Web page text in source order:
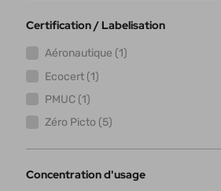
Certification / Labelisation
Aéronautique (1)
Ecocert (1)
PMUC (1)
Zéro Picto (5)
Concentration d'usage